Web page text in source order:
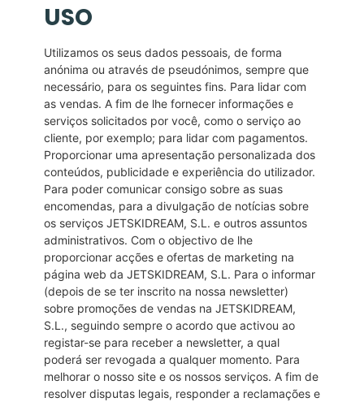
USO
Utilizamos os seus dados pessoais, de forma
anónima ou através de pseudónimos, sempre que
necessário, para os seguintes fins. Para lidar com
as vendas. A fim de lhe fornecer informações e
serviços solicitados por você, como o serviço ao
cliente, por exemplo; para lidar com pagamentos.
Proporcionar uma apresentação personalizada dos
conteúdos, publicidade e experiência do utilizador.
Para poder comunicar consigo sobre as suas
encomendas, para a divulgação de notícias sobre
os serviços JETSKIDREAM, S.L. e outros assuntos
administrativos. Com o objectivo de lhe
proporcionar acções e ofertas de marketing na
página web da JETSKIDREAM, S.L. Para o informar
(depois de se ter inscrito na nossa newsletter)
sobre promoções de vendas na JETSKIDREAM,
S.L., seguindo sempre o acordo que activou ao
registar-se para receber a newsletter, a qual
poderá ser revogada a qualquer momento. Para
melhorar o nosso site e os nossos serviços. A fim de
resolver disputas legais, responder a reclamações e